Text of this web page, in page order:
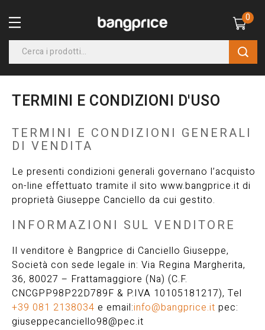
0
TERMINI E CONDIZIONI D'USO
TERMINI E CONDIZIONI GENERALI
DI VENDITA
Le presenti condizioni generali governano l’acquisto
on-line effettuato tramite il sito www.bangprice.it di
proprietà Giuseppe Canciello da cui gestito.
INFORMAZIONI SUL VENDITORE
Il venditore è Bangprice di Canciello Giuseppe,
Società con sede legale in: Via Regina Margherita,
36, 80027 – Frattamaggiore (Na) (C.F.
CNCGPP98P22D789F & P.IVA 10105181217), Tel
+39 081 2138034 e email:info@bangprice.it pec:
giuseppecanciello98@pec.it